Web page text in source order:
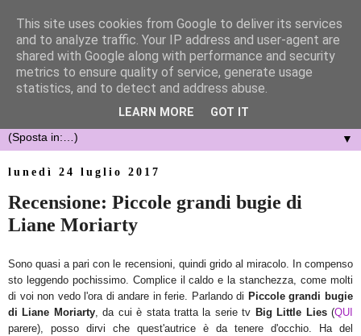
▼
lunedì 24 luglio 2017
Recensione: Piccole grandi bugie di
Liane Moriarty
Sono quasi a pari con le recensioni, quindi grido al miracolo. In compenso
sto leggendo pochissimo. Complice il caldo e la stanchezza, come molti
di voi non vedo l'ora di andare in ferie. Parlando di Piccole grandi bugie
di Liane Moriarty, da cui è stata tratta la serie tv Big Little Lies(QUI
parere), posso dirvi che quest'autrice è da tenere d'occhio. Ha del
This site uses cookies from Google to deliver its services
and to analyze traffic. Your IP address and user-agent are
shared with Google along with performance and security
metrics to ensure quality of service, generate usage
statistics, and to detect and address abuse.
LEARN MORE GOT IT